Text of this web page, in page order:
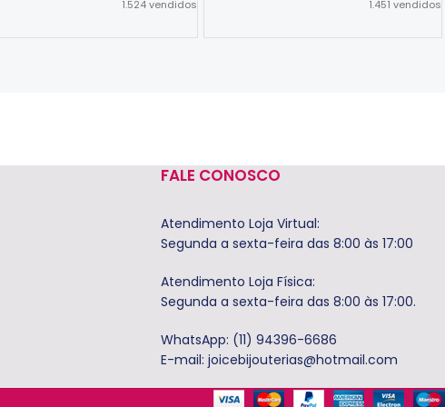
1.524vendidos 1.451 vendidos
FALE CONOSCO
Atendimento Loja Virtual:
Segunda a sexta-feira das 8:00 às 17:00
Atendimento Loja Física:
Segunda a sexta-feira das 8:00 às 17:00.
WhatsApp: (11) 94396-6686
E-mail: joicebijouterias@hotmail.com